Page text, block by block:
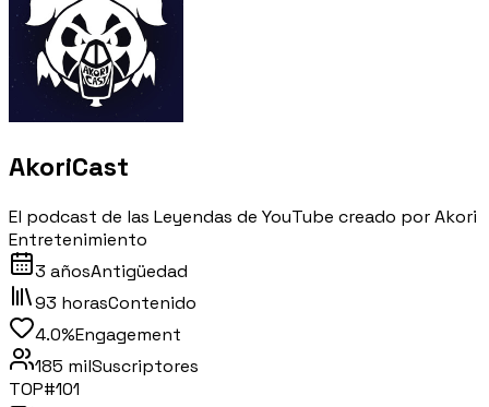
AkoriCast
El podcast de las Leyendas de YouTube creado por Akori
Entretenimiento
3 añosAntigüedad
93 horasContenido
4.0%Engagement
185 milSuscriptores
TOP#101